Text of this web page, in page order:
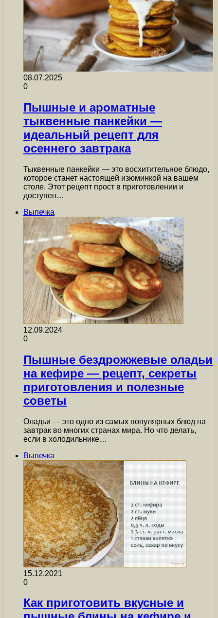
08.07.2025
0
Пышные и ароматные
тыквенные панкейки —
идеальный рецепт для
осеннего завтрака
Тыквенные панкейки — это восхитительное блюдо,
которое станет настоящей изюминкой на вашем
столе. Этот рецепт прост в приготовлении и
доступен…
Выпечка
12.09.2024
0
Пышные бездрожжевые оладьи
на кефире — рецепт, секреты
приготовления и полезные
советы
Оладьи — это одно из самых популярных блюд на
завтрак во многих странах мира. Но что делать,
если в холодильнике…
Выпечка
15.12.2021
0
Как приготовить вкусные и